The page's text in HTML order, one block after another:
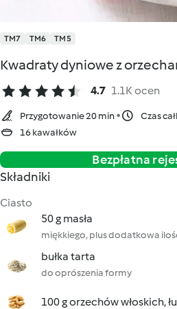
TM7 TM6 TM5
Kwadraty dyniowe z
4.7 1.1K ocen
Przygotowanie 20 min
Czas
16 kawałków
Bezpłatna
Składniki
Ciasto
50 g masła
miękkiego, plus dodatkowa
bułka tarta
do oprószenia formy
100 g orzechów włoskich,